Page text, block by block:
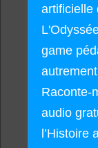
artificielle
game
autrement
Raconte-
audio
l’Histoire